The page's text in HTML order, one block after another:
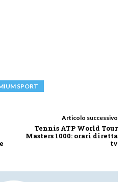
SPORT
Articolo successivo
Tennis ATP World Tour
Masters 1000: orari diretta
tv